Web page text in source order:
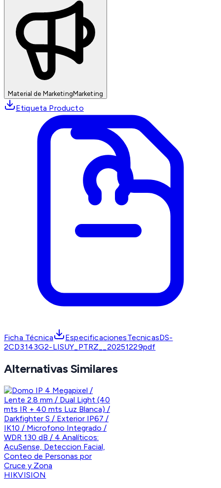
Material de MarketingMarketing
Etiqueta Producto
Ficha Técnica
EspecificacionesTecnicasDS-
2CD3143G2-LISUY_PTRZ__20251229pdf
Alternativas Similares
HIKVISION